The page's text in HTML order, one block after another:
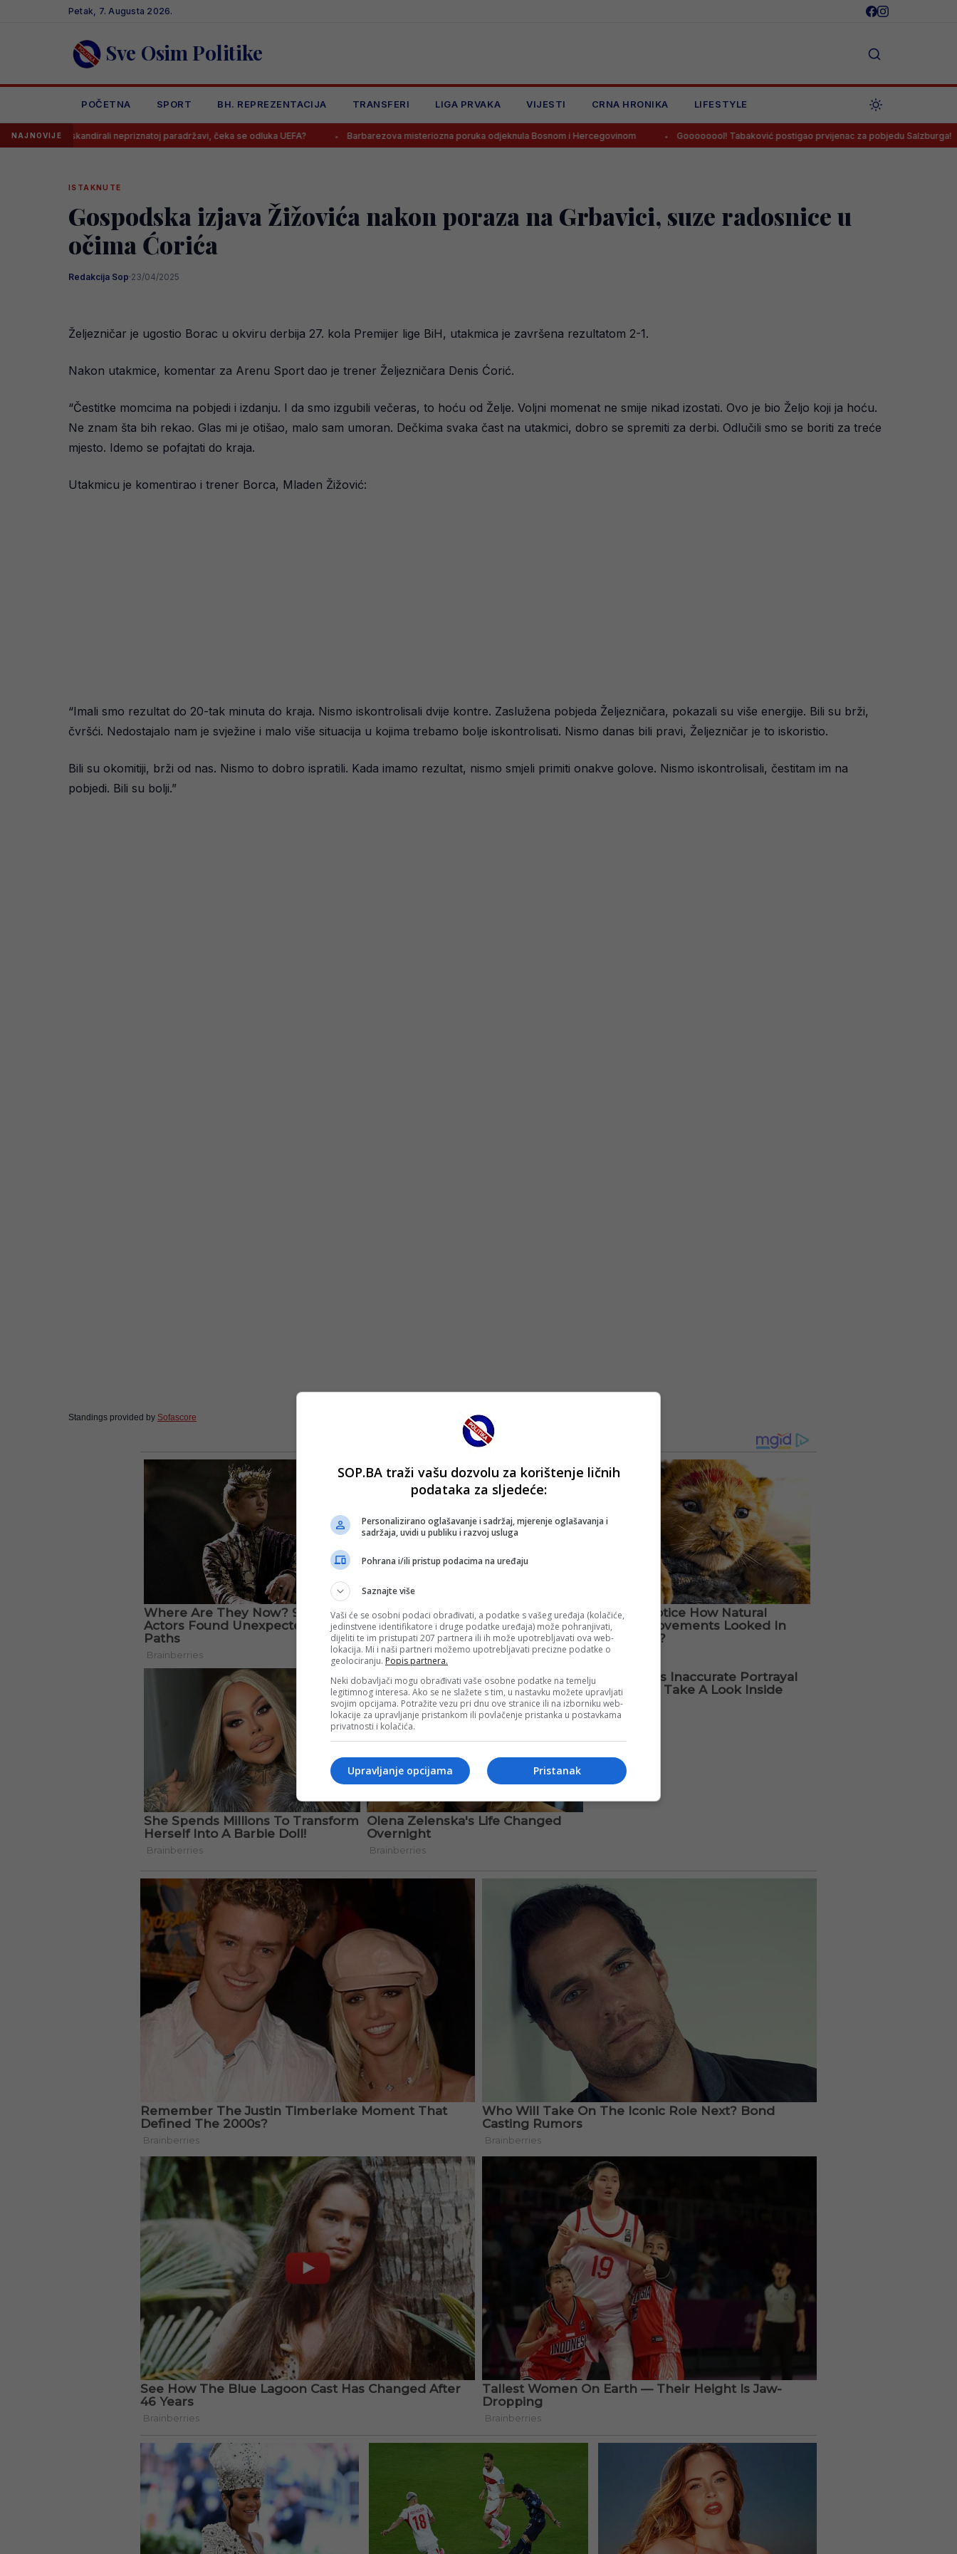
Petak, 7. Augusta 2026.
Sve Osim Politike
POČETNA SPORT BH. REPREZENTACIJA TRANSFERI LIGA PRVAKA VIJESTI CRNA HRONIKA LIFESTYLE
NAJNOVIJE
skandirali nepriznatoj paradržavi, čeka se odluka UEFA? Barbarezova misteriozna poruka odjeknula Bosnom i Hercegovinom Goooooool! Tabaković postigao prvijenac za pobjedu Salzburga!
ISTAKNUTE
Gospodska izjava Žižovića nakon poraza na Grbavici, suze radosnice u
očima Ćorića
Redakcija Sop·23/04/2025
Željezničar je ugostio Borac u okviru derbija 27. kola Premijer lige BiH, utakmica je završena rezultatom 2-1.
Nakon utakmice, komentar za Arenu Sport dao je trener Željezničara Denis Ćorić.
“Čestitke momcima na pobjedi i izdanju. I da smo izgubili večeras, to hoću od Želje. Voljni momenat ne smije nikad izostati. Ovo je bio Željo koji ja hoću.
Ne znam šta bih rekao. Glas mi je otišao, malo sam umoran. Dečkima svaka čast na utakmici, dobro se spremiti za derbi. Odlučili smo se boriti za treće
mjesto. Idemo se pofajtati do kraja.
Utakmicu je komentirao i trener Borca, Mladen Žižović:
“Imali smo rezultat do 20-tak minuta do kraja. Nismo iskontrolisali dvije kontre. Zaslužena pobjeda Željezničara, pokazali su više energije. Bili su brži,
čvršći. Nedostajalo nam je svježine i malo više situacija u kojima trebamo bolje iskontrolisati. Nismo danas bili pravi, Željezničar je to iskoristio.
Bili su okomitiji, brži od nas. Nismo to dobro ispratili. Kada imamo rezultat, nismo smjeli primiti onakve golove. Nismo iskontrolisali, čestitam im na
pobjedi. Bili su bolji.”
Standings provided by Sofascore
SOP.BA traži vašu dozvolu za korištenje ličnih
podataka za sljedeće:
Personalizirano oglašavanje i sadržaj, mjerenje oglašavanja i
sadržaja, uvidi u publiku i razvoj usluga
Pohrana i/ili pristup podacima na uređaju
Saznajte više
Vaši će se osobni podaci obrađivati, a podatke s vašeg uređaja (kolačiće,
jedinstvene identifikatore i druge podatke uređaja) može pohranjivati,
dijeliti te im pristupati 207 partnera ili ih može upotrebljavati ova web-
lokacija. Mi i naši partneri možemo upotrebljavati precizne podatke o
geolociranju. Popis partnera.
Neki dobavljači mogu obrađivati vaše osobne podatke na temelju
legitimnog interesa. Ako se ne slažete s tim, u nastavku možete upravljati
svojim opcijama. Potražite vezu pri dnu ove stranice ili na izborniku web-
lokacije za upravljanje pristankom ili povlačenje pristanka u postavkama
privatnosti i kolačića.
Pristanak
Upravljanje opcijama